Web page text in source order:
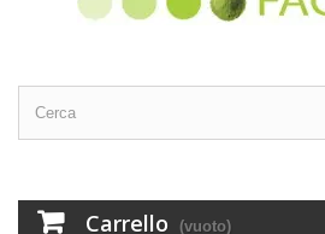
Carrello (vuoto)